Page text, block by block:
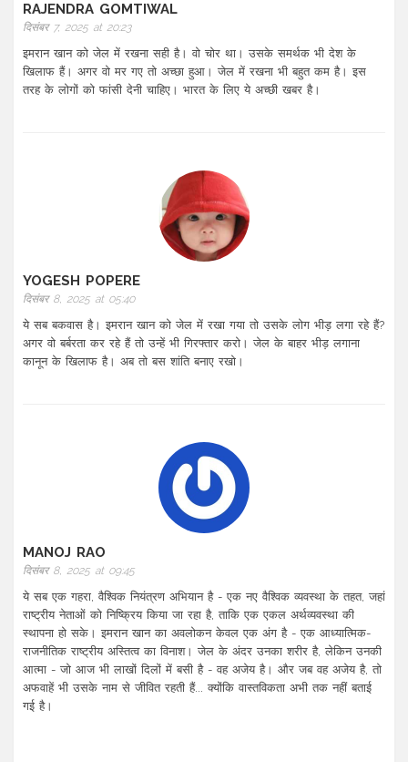
RAJENDRA GOMTIWAL
दिसंबर 7, 2025 at 20:23
इमरान खान को जेल में रखना सही है। वो चोर था। उसके समर्थक भी देश के
खिलाफ हैं। अगर वो मर गए तो अच्छा हुआ। जेल में रखना भी बहुत कम है। इस
तरह के लोगों को फांसी देनी चाहिए। भारत के लिए ये अच्छी खबर है।
YOGESH POPERE
दिसंबर 8, 2025 at 05:40
ये सब बकवास है। इमरान खान को जेल में रखा गया तो उसके लोग भीड़ लगा रहे हैं?
अगर वो बर्बरता कर रहे हैं तो उन्हें भी गिरफ्तार करो। जेल के बाहर भीड़ लगाना
कानून के खिलाफ है। अब तो बस शांति बनाए रखो।
MANOJ RAO
दिसंबर 8, 2025 at 09:45
ये सब एक गहरा, वैश्विक नियंत्रण अभियान है - एक नए वैश्विक व्यवस्था के तहत, जहां
राष्ट्रीय नेताओं को निष्क्रिय किया जा रहा है, ताकि एक एकल अर्थव्यवस्था की
स्थापना हो सके। इमरान खान का अवलोकन केवल एक अंग है - एक आध्यात्मिक-
राजनीतिक राष्ट्रीय अस्तित्व का विनाश। जेल के अंदर उनका शरीर है, लेकिन उनकी
आत्मा - जो आज भी लाखों दिलों में बसी है - वह अजेय है। और जब वह अजेय है, तो
अफवाहें भी उसके नाम से जीवित रहती हैं... क्योंकि वास्तविकता अभी तक नहीं बताई
गई है।